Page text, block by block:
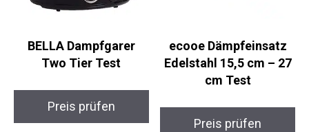
BELLA Dampfgarer
Two Tier Test
Preis prüfen
ecooe Dämpfeinsatz
Edelstahl 15,5 cm – 27
cm Test
Preis prüfen